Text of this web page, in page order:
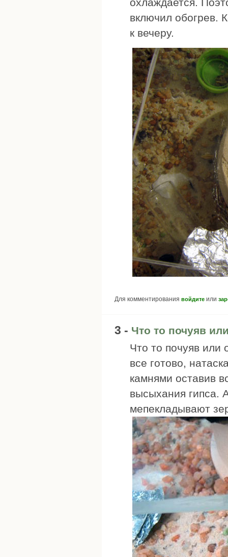
включил обогрев.
к вечеру.
Для комментирования войдите или
3 - Что то почуяв
Что то почуяв или
все готово,
камнями оставив
высыхания гипса.
мепекладывают